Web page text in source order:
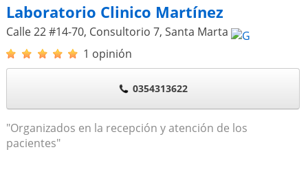
Laboratorio Clinico Martínez
Calle 22 #14-70, Consultorio 7, Santa Marta
1 opinión
0354313622
"Organizados en la recepción y atención de los
pacientes"